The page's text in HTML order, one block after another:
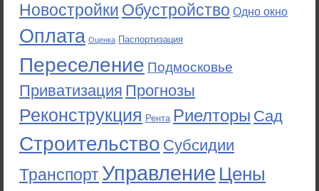
Новостройки Обустройство Одно окно
Оплата Оценка Паспортизация
Переселение Подмосковье
Приватизация Прогнозы
Реконструкция Рента Риелторы Сад
Строительство Субсидии
ТранспортУправление Цены